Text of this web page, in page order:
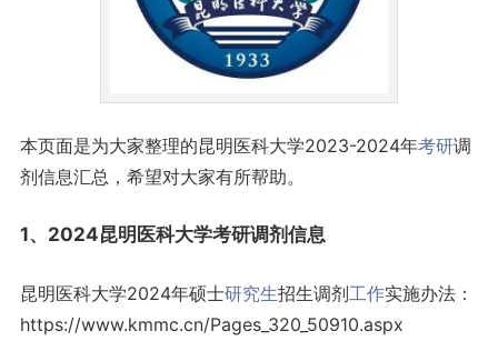
本页面是为大家整理的昆明医科大学2023-2024年考研调
剂信息汇总，希望对大家有所帮助。
1、2024昆明医科大学考研调剂信息
昆明医科大学2024年硕士研究生招生调剂工作实施办法：
https://www.kmmc.cn/Pages_320_50910.aspx